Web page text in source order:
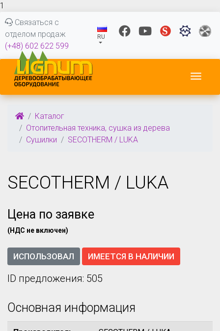
1
Связаться с
отделом продаж
(+48) 602 622 599
RU
Каталог
Отопительная техника, сушка из дерева
Сушилки
SECOTHERM / LUKA
SECOTHERM / LUKA
Цена по заявке
(НДС не включен)
ИСПОЛЬЗОВАЛ ИМЕЕТСЯ В НАЛИЧИИ
ID предложения: 505
Основная информация